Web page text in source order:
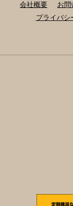
会社概要 お問
プライバシ